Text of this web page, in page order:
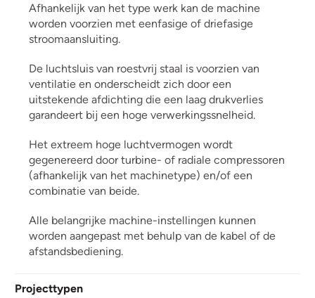
Afhankelijk van het type werk kan de machine
worden voorzien met eenfasige of driefasige
stroomaansluiting.
De luchtsluis van roestvrij staal is voorzien van
ventilatie en onderscheidt zich door een
uitstekende afdichting die een laag drukverlies
garandeert bij een hoge verwerkingssnelheid.
Het extreem hoge luchtvermogen wordt
gegenereerd door turbine- of radiale compressoren
(afhankelijk van het machinetype) en/of een
combinatie van beide.
Alle belangrijke machine-instellingen kunnen
worden aangepast met behulp van de kabel of de
afstandsbediening.
Projecttypen